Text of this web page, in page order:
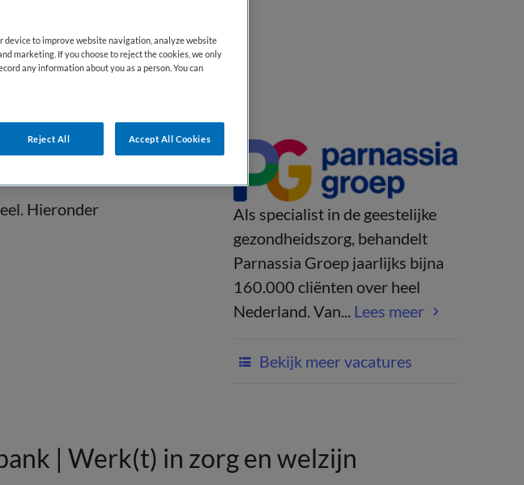
Hieronder
Als specialist in de geestelijke
gezondheidszorg, behandelt
Parnassia Groep jaarlijks bijna
160.000 cliënten over heel
Nederland. Van... Lees meer
Bekijk meer vacatures
| Werk(t) in zorg en welzijn
device to improve website navigation, analyze website
marketing. If you choose to reject the cookies, we only
any information about you as a person. You can
Reject All Accept All Cookies